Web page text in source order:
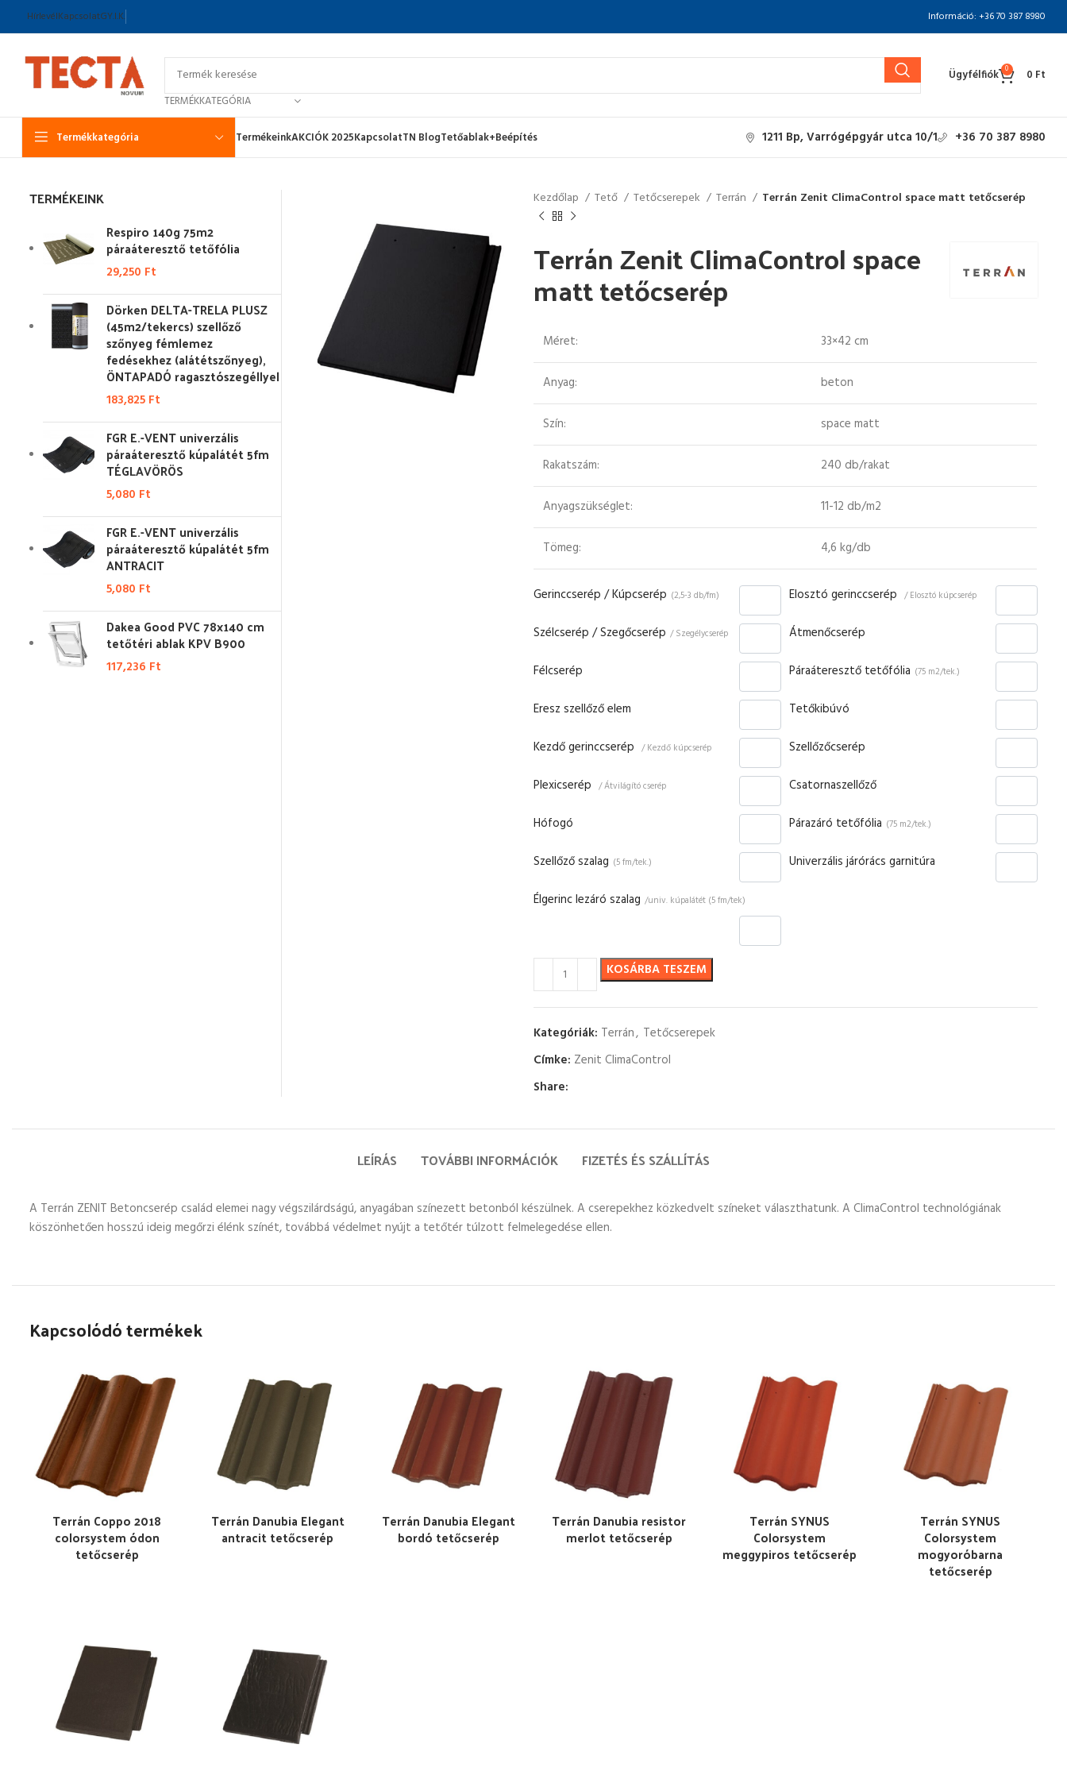
HírlevélKapcsolatGY.I.K. Információ: +36 70 387 8980
TERMÉKKATEGÓRIA
Ügyfélfiók 0 0 Ft
Termékkategória TermékeinkAKCIÓK 2025KapcsolatTN BlogTetőablak+Beépítés 1211 Bp, Varrógépgyár utca 10/1 +36 70 387 8980
Kezdőlap Tető Tetőcserepek Terrán Terrán Zenit ClimaControl space matt tetőcserép
Terrán Zenit ClimaControl space
matt tetőcserép
Méret: 33×42 cm
Anyag: beton
Szín: space matt
Rakatszám: 240 db/rakat
Anyagszükséglet: 11-12 db/m2
Tömeg: 4,6 kg/db
Gerinccserép / Kúpcserép (2,5-3 db/fm) Elosztó gerinccserép / Elosztó kúpcserép
Szélcserép / Szegőcserép / Szegélycserép
Átmenőcserép
Félcserép
Páraáteresztő tetőfólia (75 m2/tek.)
Eresz szellőző elem
Tetőkibúvó
Kezdő gerinccserép / Kezdő kúpcserép
Szellőzőcserép
Plexicserép / Átvilágító cserép
Csatornaszellőző
Hófogó
Párazáró tetőfólia (75 m2/tek.)
Szellőző szalag (5 fm/tek.)
Univerzális járórács garnitúra
Élgerinc lezáró szalag /univ. kúpalátét (5 fm/tek)
KOSÁRBA TESZEM
Kategóriák: Terrán, Tetőcserepek
Címke: Zenit ClimaControl
Share:
TERMÉKEINK
Respiro 140g 75m2
páraáteresztő tetőfólia
29,250 Ft
Dörken DELTA-TRELA PLUSZ
(45m2/tekercs) szellőző
szőnyeg fémlemez
fedésekhez (alátétszőnyeg),
ÖNTAPADÓ ragasztószegéllyel
183,825 Ft
FGR E.-VENT univerzális
páraáteresztő kúpalátét 5fm
TÉGLAVÖRÖS
5,080 Ft
FGR E.-VENT univerzális
páraáteresztő kúpalátét 5fm
ANTRACIT
5,080 Ft
Dakea Good PVC 78x140 cm
tetőtéri ablak KPV B900
117,236 Ft
LEÍRÁS TOVÁBBI INFORMÁCIÓK FIZETÉS ÉS SZÁLLÍTÁS
A Terrán ZENIT Betoncserép család elemei nagy végszilárdságú, anyagában színezett betonból készülnek. A cserepekhez közkedvelt színeket választhatunk. A ClimaControl technológiának
köszönhetően hosszú ideig megőrzi élénk színét, továbbá védelmet nyújt a tetőtér túlzott felmelegedése ellen.
Kapcsolódó termékek
Terrán Coppo 2018
colorsystem ódon
tetőcserép
Terrán Danubia Elegant
antracit tetőcserép
Terrán Danubia Elegant
bordó tetőcserép
Terrán Danubia resistor
merlot tetőcserép
Terrán SYNUS
Colorsystem
meggypiros tetőcserép
Terrán SYNUS
Colorsystem
mogyoróbarna
tetőcserép